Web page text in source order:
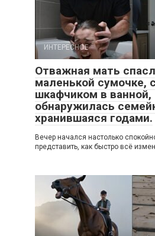
ИНТЕРЕСНОЕ
Отважная мать
маленькой сумочке,
шкафчиком в ванной,
обнаружилась
хранившаяся годами.
Вечер начался настолько
представить, как быстро всё